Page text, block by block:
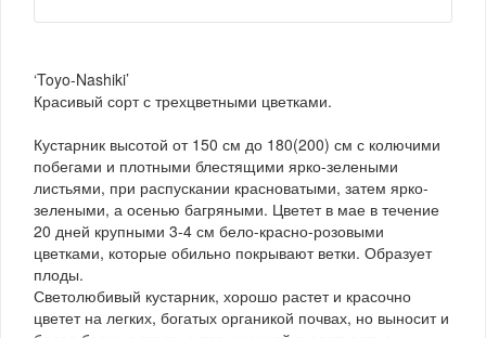
‘Toyo-Nashiki’
Красивый сорт с трехцветными цветками.
Кустарник высотой от 150 см до 180(200) см с колючими
побегами и плотными блестящими ярко-зелеными
листьями, при распускании красноватыми, затем ярко-
зелеными, а осенью багряными. Цветет в мае в течение
20 дней крупными 3-4 см бело-красно-розовыми
цветками, которые обильно покрывают ветки. Образует
плоды.
Светолюбивый кустарник, хорошо растет и красочно
цветет на легких, богатых органикой почвах, но выносит и